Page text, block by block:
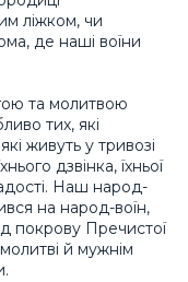
ліжком, чи
де наші воїни
та молитвою
тих, які
живуть у тривозі
дзвінка, їхньої
Наш народ-
на народ-воїн,
покрову Пречистої
й мужнім